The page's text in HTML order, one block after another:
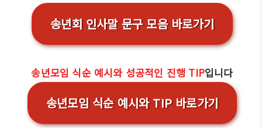
송년회 인사말 문구 모음 바로가기
송년모임 식순 예시와 성공적인 진행 TIP입니다
송년모임 식순 예시와 TIP 바로가기